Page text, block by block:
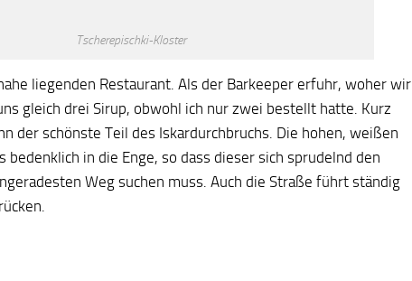
Tscherepischki-Kloster
liegenden Restaurant. Als der Barkeeper erfuhr, woher wir
gleich drei Sirup, obwohl ich nur zwei bestellt hatte. Kurz
der schönste Teil des Iskardurchbruchs. Die hohen, weißen
bedenklich in die Enge, so dass dieser sich sprudelnd den
Weg suchen muss. Auch die Straße führt ständig